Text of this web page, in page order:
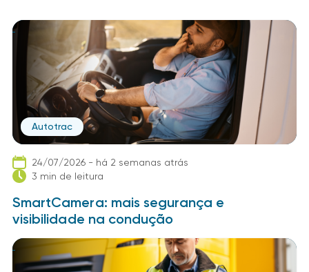
Autotrac
24/07/2026 - há 2 semanas atrás
3 min de leitura
SmartCamera: mais segurança e
visibilidade na condução